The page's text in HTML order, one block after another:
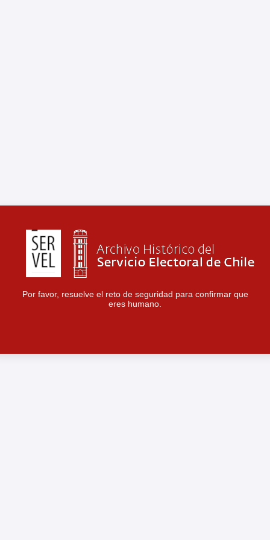
Por favor, resuelve el reto de seguridad para confirmar que
eres humano.